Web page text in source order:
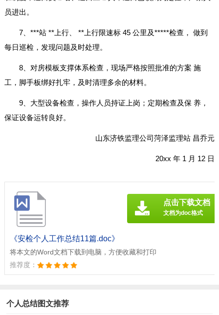
员进出。
7、***站 **上行、 **上行限速标 45 公里及*****检查， 做到
每日巡检，发现问题及时处理。
8、对房模板支撑体系检查，现场严格按照批准的方案 施
工，脚手板绑好扎牢，及时清理多余的材料。
9、大型设备检查，操作人员持证上岗；定期检查及保 养，
保证设备运转良好。
山东济铁监理公司菏泽监理站 昌乔元
20xx 年 1 月 12 日
《安检个人工作总结11篇.doc》
将本文的Word文档下载到电脑，方便收藏和打印
推荐度：
点击下载文档
文档为doc格式
个人总结图文推荐